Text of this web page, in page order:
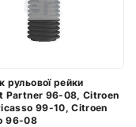
рульової рейки
Partner 96-08, Citroen
99-10, Citroen
96-08